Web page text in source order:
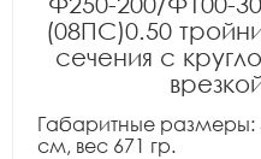
(08ПС)0.50
сечения с
Габаритные размеры:
см, вес 671 гр.